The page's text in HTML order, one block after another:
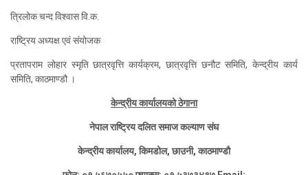
त्रिलोक चन्द विश्वास वि.क.
राष्ट्रिय अध्यक्ष एवं संयोजक
प्रतापराम लोहार स्मृति छात्रवृत्ति कार्यक्रम, छात्रवृत्ति छनौट समिति, केन्द्रीय कार्य
समिति, काठमाण्डौ ।
केन्द्रीय कार्यालयको ठेगाना
नेपाल राष्ट्रिय दलित समाज कल्याण संघ
केन्द्रीय कार्यालय, किमडोल, छाउनी, काठमाण्डौ